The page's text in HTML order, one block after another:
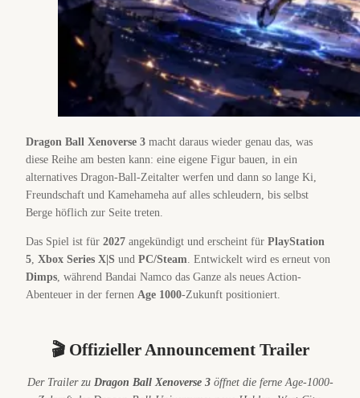
Dragon Ball Xenoverse 3 macht daraus wieder genau das, was
diese Reihe am besten kann: eine eigene Figur bauen, in ein
alternatives Dragon-Ball-Zeitalter werfen und dann so lange Ki,
Freundschaft und Kamehameha auf alles schleudern, bis selbst
Berge höflich zur Seite treten.
Das Spiel ist für 2027 angekündigt und erscheint für PlayStation
5, Xbox Series X|S und PC/Steam. Entwickelt wird es erneut von
Dimps, während Bandai Namco das Ganze als neues Action-
Abenteuer in der fernen Age 1000-Zukunft positioniert.
🎬 Offizieller Announcement Trailer
Der Trailer zu Dragon Ball Xenoverse 3öffnet die ferne Age-1000-